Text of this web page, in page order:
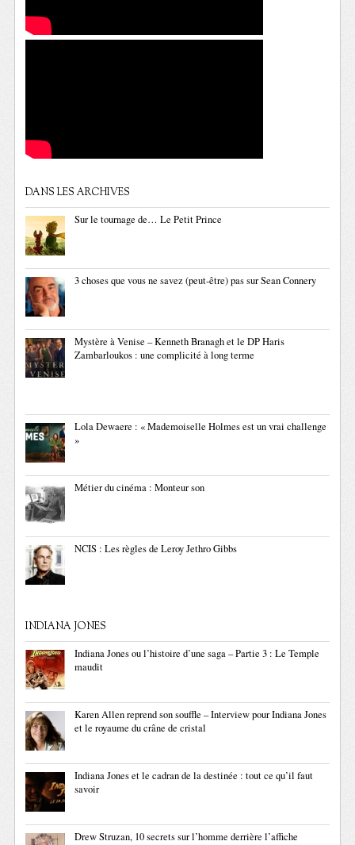
DANS LES ARCHIVES
Sur le tournage de… Le Petit Prince
3 choses que vous ne savez (peut-être) pas sur Sean Connery
Mystère à Venise – Kenneth Branagh et le DP Haris
Zambarloukos : une complicité à long terme
Lola Dewaere : « Mademoiselle Holmes est un vrai challenge
»
Métier du cinéma : Monteur son
NCIS : Les règles de Leroy Jethro Gibbs
INDIANA JONES
Indiana Jones ou l’histoire d’une saga – Partie 3 : Le Temple
maudit
Karen Allen reprend son souffle – Interview pour Indiana Jones
et le royaume du crâne de cristal
Indiana Jones et le cadran de la destinée : tout ce qu’il faut
savoir
Drew Struzan, 10 secrets sur l’homme derrière l’affiche